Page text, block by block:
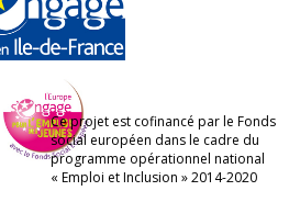
Ce projet est cofinancé par le Fonds
social européen dans le cadre du
programme opérationnel national
« Emploi et Inclusion » 2014-2020